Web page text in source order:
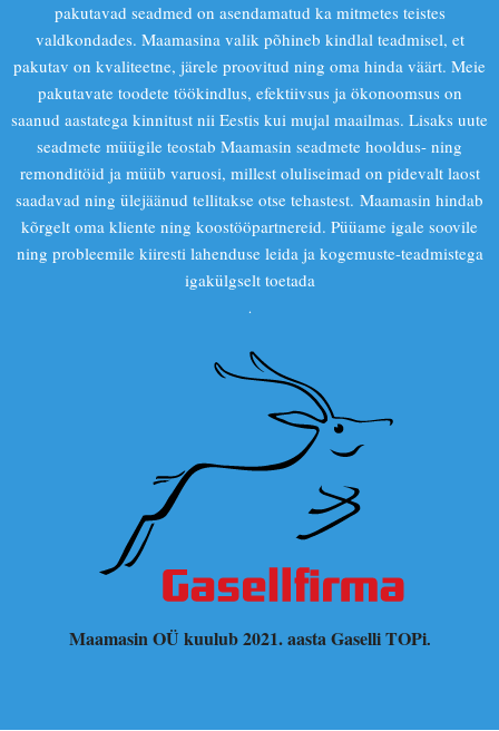
pakutavad seadmed on asendamatud ka mitmetes teistes
valdkondades. Maamasina valik põhineb kindlal teadmisel, et
pakutav on kvaliteetne, järele proovitud ning oma hinda väärt. Meie
pakutavate toodete töökindlus, efektiivsus ja ökonoomsus on
saanud aastatega kinnitust nii Eestis kui mujal maailmas. Lisaks uute
seadmete müügile teostab Maamasin seadmete hooldus- ning
remonditöid ja müüb varuosi, millest oluliseimad on pidevalt laost
saadavad ning ülejäänud tellitakse otse tehastest. Maamasin hindab
kõrgelt oma kliente ning koostööpartnereid. Püüame igale soovile
ning probleemile kiiresti lahenduse leida ja kogemuste-teadmistega
igakülgselt toetada
.
Maamasin OÜ kuulub 2021. aasta Gaselli TOPi.